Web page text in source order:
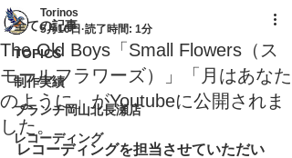
全ての記事
TOPICS
制作実績
ブランチ岡山北長瀬店
レコーディング
The Old Boys「Small Flowers（ス
モールフラワーズ）」「月はあなた
のように」がYoutubeに公開されま
した。
Torinos
5月10日 読了時間: 1分
レコーディングを担当させていただい